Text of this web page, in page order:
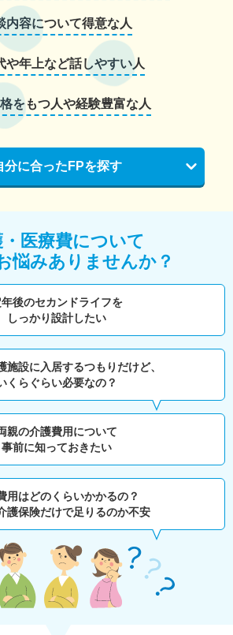
内容について得意な人
や年上など話しやすい人
をもつ人や経験豊富な人
分に合ったFPを探す
医療費について
悩みありませんか？
年後のセカンドライフを
しっかり設計したい
施設に入居するつもりだけど、
くらぐらい必要なの？
親の介護費用について
事前に知っておきたい
用はどのくらいかかるの？
護保険だけで足りるのか不安